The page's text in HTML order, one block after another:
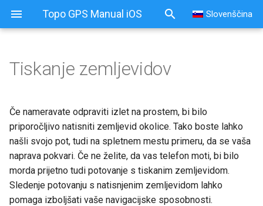
Topo GPS Manual iOS Slovenščina
Tiskanje zemljevidov
Tiskanje s spletne strani
glavnega zemljevida
Tiskanje pot
Pojavno okno možnosti
tiskanja
Tiskanje zemljevidov
Če nameravate odpraviti izlet na prostem, bi bilo
priporočljivo natisniti zemljevid okolice. Tako boste lahko
našli svojo pot, tudi na spletnem mestu primeru, da se vaša
naprava pokvari. Če ne želite, da vas telefon moti, bi bilo
morda prijetno tudi potovanje s tiskanim zemljevidom.
Sledenje potovanju s natisnjenim zemljevidom lahko
pomaga izboljšati vaše navigacijske sposobnosti.